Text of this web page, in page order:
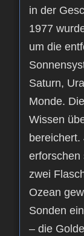
in der
1977
um die
Saturn,
Monde.
Wissen
erforschen
zwei
Ozean
Sonden
– die